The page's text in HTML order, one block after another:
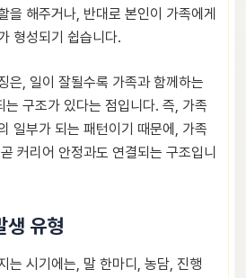
을 해주거나, 반대로 본인이 가족에게
형성되기 쉽습니다.
은, 일이 잘될수록 가족과 함께하는
는 구조가 있다는 점입니다. 즉, 가족
일부가 되는 패턴이기 때문에, 가족
커리어 안정과도 연결되는 구조입니
생 유형
는 시기에는, 말 한마디, 농담, 진행